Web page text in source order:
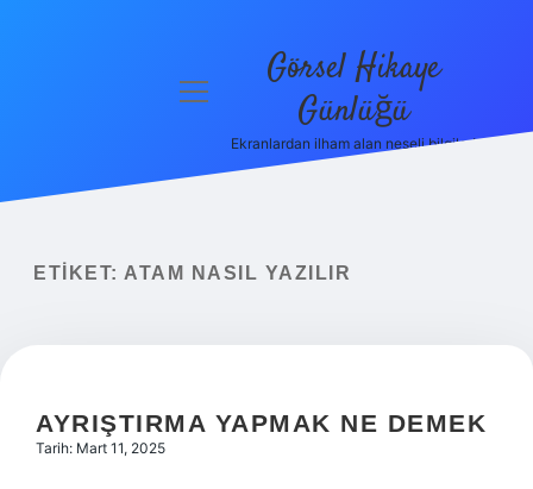
menüyü
Görsel Hikaye
Günlüğü
Ekranlardan ilham alan neşeli bilgiler!
ETIKET: ATAM NASIL YAZILIR
AYRIŞTIRMA YAPMAK NE DEMEK
Tarih: Mart 11, 2025